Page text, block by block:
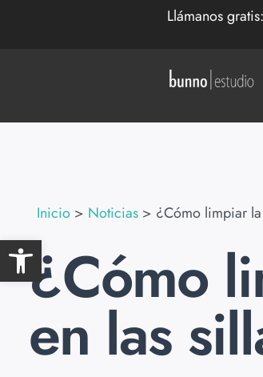
Abrir barra de herramientas
Llámanos gratis:
Inicio > Noticias > ¿Cómo limpiar
¿Cómo
en las